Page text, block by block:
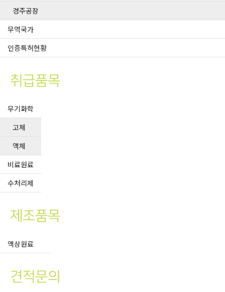
경주공장
무역국가
인증특허현황
취급품목
무기화학
고체
액체
비료원료
수처리제
제조품목
액상원료
견적문의